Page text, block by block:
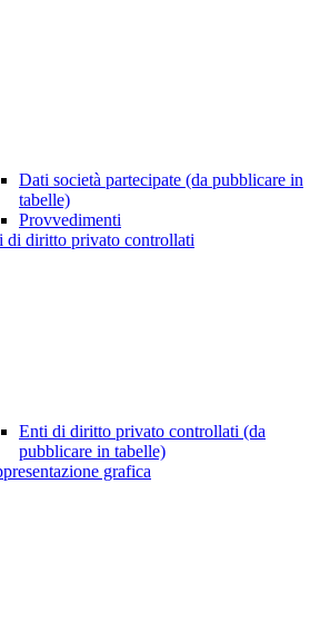
Dati società partecipate (da pubblicare in
tabelle)
Provvedimenti
di diritto privato controllati
Enti di diritto privato controllati (da
pubblicare in tabelle)
grafica